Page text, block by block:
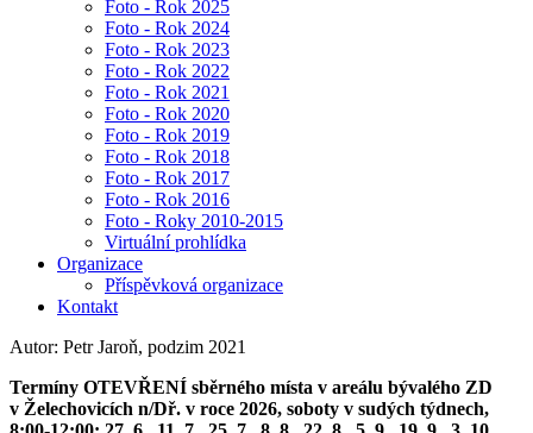
Foto - Rok 2025
Foto - Rok 2024
Foto - Rok 2023
Foto - Rok 2022
Foto - Rok 2021
Foto - Rok 2020
Foto - Rok 2019
Foto - Rok 2018
Foto - Rok 2017
Foto - Rok 2016
Foto - Roky 2010-2015
Virtuální prohlídka
Organizace
Příspěvková organizace
Kontakt
Autor: Petr Jaroň, podzim 2021
Termíny OTEVŘENÍ sběrného místa v areálu bývalého ZD
v Želechovicích n/Dř. v roce 2026, soboty v sudých týdnech,